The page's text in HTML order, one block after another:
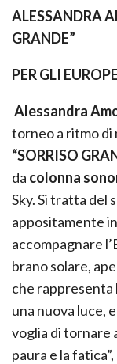
ALESSANDRA
GRANDE”
PER GLI
Alessandra
torneo a ritmo di
“SORRISO
da colonna
Sky. Si tratta del
appositamente
accompagnare
brano solare,
che rappresenta
una nuova luce,
voglia di tornare
paura e la